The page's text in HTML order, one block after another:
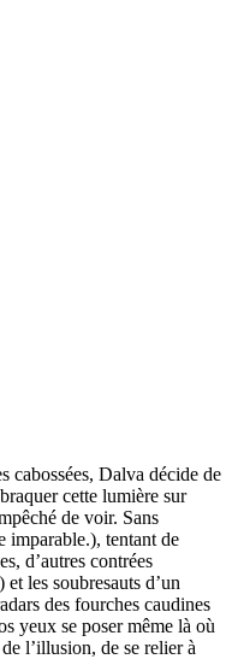
cabossées, Dalva décide de
cette lumière sur
de voir. Sans
imparable.), tentant de
d’autres contrées
) et les soubresauts d’un
des fourches caudines
yeux se poser même là où
l’illusion, de se relier à